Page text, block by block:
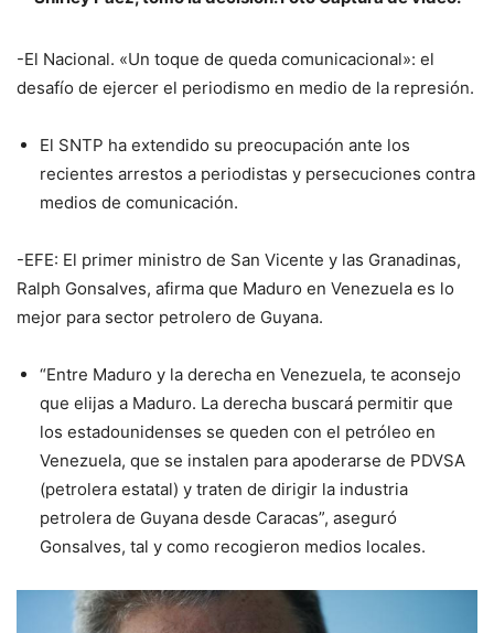
-El Nacional. «Un toque de queda comunicacional»: el
desafío de ejercer el periodismo en medio de la represión.
El SNTP ha extendido su preocupación ante los
recientes arrestos a periodistas y persecuciones contra
medios de comunicación.
-EFE: El primer ministro de San Vicente y las Granadinas,
Ralph Gonsalves, afirma que Maduro en Venezuela es lo
mejor para sector petrolero de Guyana.
“Entre Maduro y la derecha en Venezuela, te aconsejo
que elijas a Maduro. La derecha buscará permitir que
los estadounidenses se queden con el petróleo en
Venezuela, que se instalen para apoderarse de PDVSA
(petrolera estatal) y traten de dirigir la industria
petrolera de Guyana desde Caracas”, aseguró
Gonsalves, tal y como recogieron medios locales.